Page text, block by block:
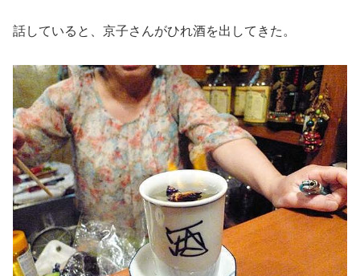
話していると、京子さんがひれ酒を出してきた。